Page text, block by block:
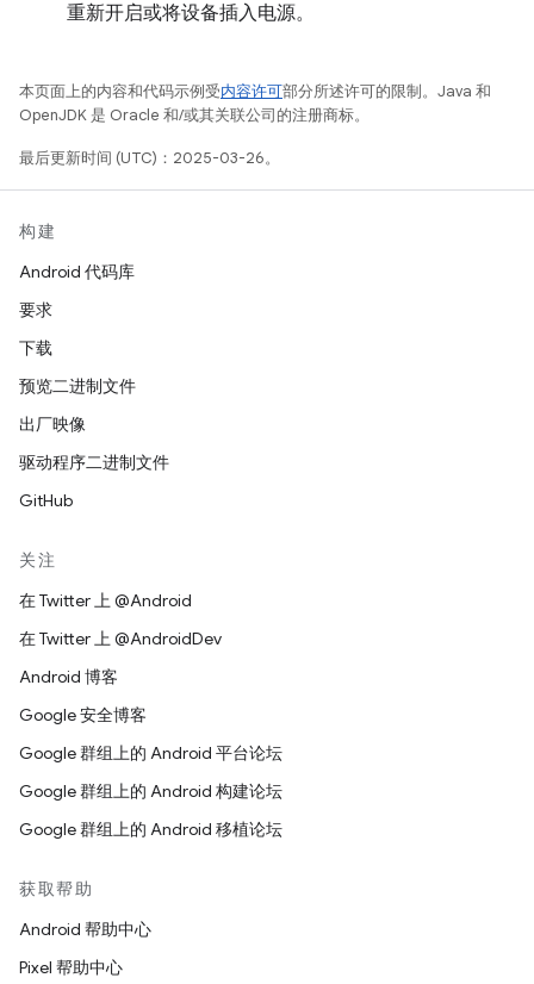
重新开启或将设备插入电源。
本页面上的内容和代码示例受内容许可部分所述许可的限制。Java 和
OpenJDK 是 Oracle 和/或其关联公司的注册商标。
最后更新时间 (UTC)：2025-03-26。
构建
Android 代码库
要求
下载
预览二进制文件
出厂映像
驱动程序二进制文件
GitHub
关注
在 Twitter 上 @Android
在 Twitter 上 @AndroidDev
Android 博客
Google 安全博客
Google 群组上的 Android 平台论坛
Google 群组上的 Android 构建论坛
Google 群组上的 Android 移植论坛
获取帮助
Android 帮助中心
Pixel 帮助中心